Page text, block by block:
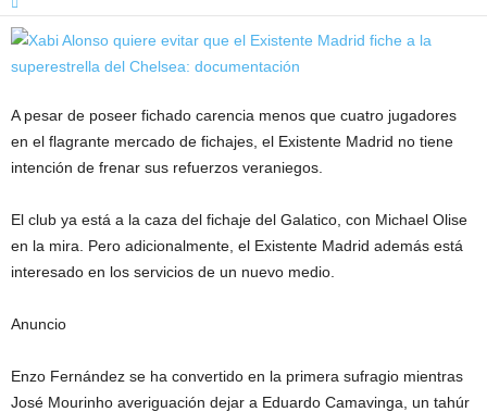
A pesar de poseer fichado carencia menos que cuatro jugadores
en el flagrante mercado de fichajes, el Existente Madrid no tiene
intención de frenar sus refuerzos veraniegos.
El club ya está a la caza del fichaje del Galatico, con Michael Olise
en la mira. Pero adicionalmente, el Existente Madrid además está
interesado en los servicios de un nuevo medio.
Anuncio
Enzo Fernández se ha convertido en la primera sufragio mientras
José Mourinho averiguación dejar a Eduardo Camavinga, un tahúr